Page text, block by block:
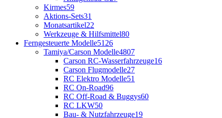
Kirmes59
Aktions-Sets31
Monatsartikel22
Werkzeuge & Hilfsmittel80
Ferngesteuerte Modelle5126
Tamiya/Carson Modelle4807
Carson RC-Wasserfahrzeuge16
Carson Flugmodelle27
RC Elektro Modelle51
RC On-Road96
RC Off-Road & Buggys60
RC LKW50
Bau- & Nutzfahrzeuge19